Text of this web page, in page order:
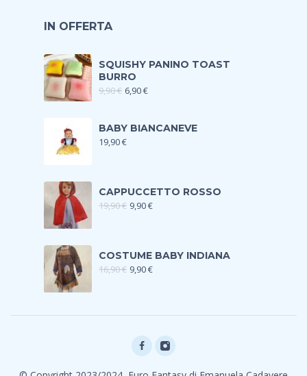
IN OFFERTA
SQUISHY PANINO TOAST
BURRO
9,90€ 6,90€
BABY BIANCANEVE
19,90€
CAPPUCCETTO ROSSO
19,90€ 9,90€
COSTUME BABY INDIANA
16,90€ 9,90€